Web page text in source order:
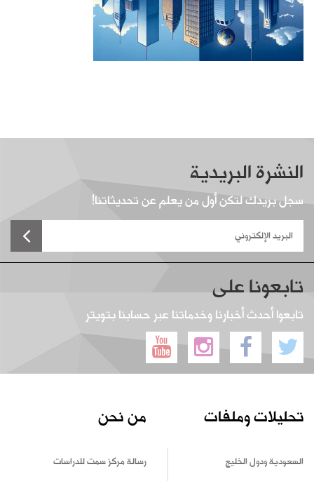
النشرة البريدية
سجل بريدك لتكن أول من يعلم عن تحديثاتنا!
تابعونا على
تابعوا أحدث أخبارنا وخدماتنا عبر حسابنا بتويتر
تحليلات وملفات
السعودية ودول الخليج
من نحن
رسالة مركز سمت للدراسات